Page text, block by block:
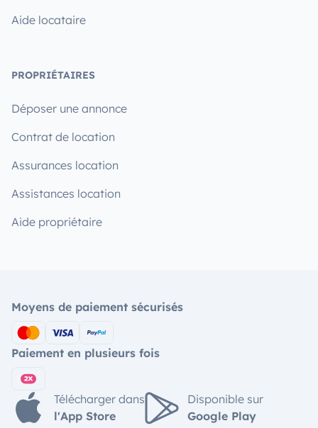
Aide locataire
PROPRIÉTAIRES
Déposer une annonce
Contrat de location
Assurances location
Assistances location
Aide propriétaire
Moyens de paiement sécurisés
Paiement en plusieurs fois
Télécharger dans
l'App Store
Disponible sur
Google Play